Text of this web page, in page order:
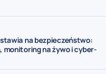
na bezpieczeństwo:
monitoring na żywo i cyber-